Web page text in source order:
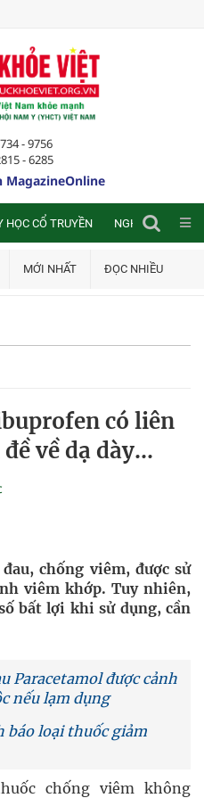
- 9756
- 6285
MagazineOnline
HỌC CỔ TRUYỀN NGHIÊN CỨU
MỚI NHẤT ĐỌC NHIỀU
có liên
về dạ dày...
chống viêm, được sử
viêm khớp. Tuy nhiên,
bất lợi khi sử dụng, cần
Paracetamol được cảnh
nếu lạm dụng
báo loại thuốc giảm
chống viêm không